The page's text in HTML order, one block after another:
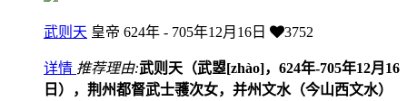
武则天 皇帝 624年 - 705年12月16日 3752
详情 推荐理由:武则天（武曌[zhào]，624年-705年12月16
日），荆州都督武士彟次女，并州文水（今山西文水）